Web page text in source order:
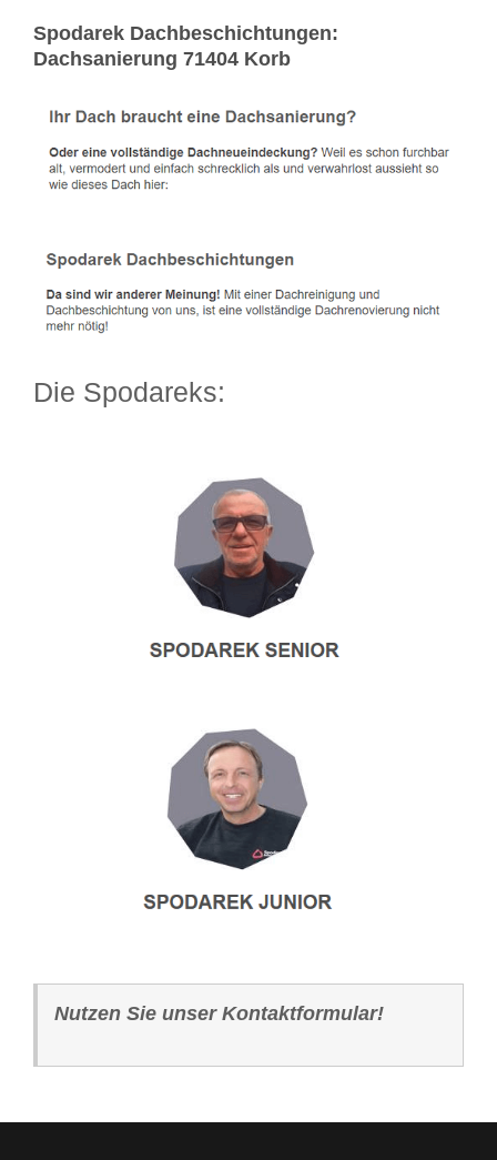
Spodarek Dachbeschichtungen:
Dachsanierung 71404 Korb
Die Spodareks:
Nutzen Sie unser Kontaktformular!